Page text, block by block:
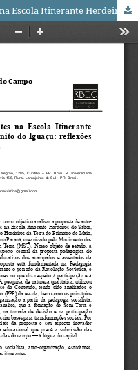
Auto-organização dos estudantes na Escola Itinerante Herdeiros do Saber em Rio Bonito do Iguaçu: reflexões a partir da pedagogia socialista